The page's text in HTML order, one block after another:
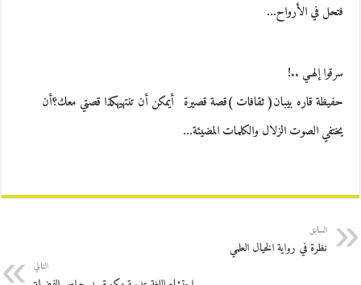
فتحل في الأرواح…
سرقوا إلهـي ..!
حفيظة قاره بيبان( ثقافات )قصة قصيرة أيمكن أن تنتهيهكذا قصتي معك؟أن
يختفي الصوت الزلال والكلمات المضيئة…
السابق
نظرة في رواية الخيال العلمي
التالي